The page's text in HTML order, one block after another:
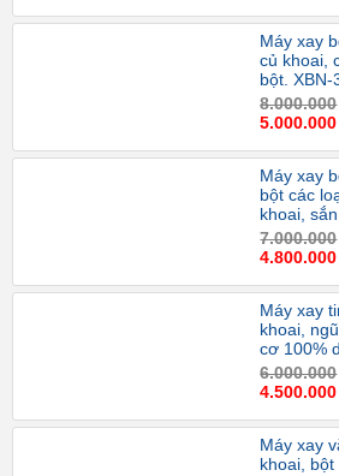
Máy xay
củ khoai,
bột. XBN-
8.000.000
Máy xay
bột các
khoai, sắn
7.000.000
Máy xay
khoai,
cơ 100%
6.000.000
Máy xay
khoai,